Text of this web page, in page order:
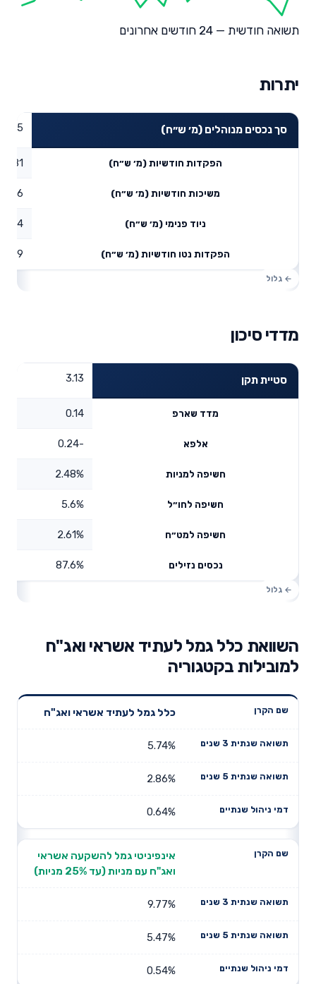
תשואה חודשית — 24 חודשים אחרונים
יתרות
סך נכסים מנוהלים (מ׳ ש״ח)
הפקדות חודשיות (מ׳ ש״ח) 0.81
משיכות חודשיות (מ׳ ש״ח) 0.16
ניוד פנימי (מ׳ ש״ח) 0.34
הפקדות נטו חודשיות (מ׳ ש״ח) 0.99
מדדי סיכון
סטיית תקן 3.13
מדד שארפ 0.14
אלפא -0.24
חשיפה למניות 2.48%
חשיפה לחו״ל 5.6%
חשיפה למט״ח 2.61%
נכסים נזילים 87.6%
השוואת כלל גמל לעתיד אשראי ואג"ח
למובילות בקטגוריה
שנים
תשואה
דמי ניהול
כלל גמל לעתיד אשראי ואג"ח
5.74%
2.86%
0.64%
אינפיניטי גמל להשקעה אשראי
ואג"ח עם מניות (עד 25% מניות)
9.77%
5.47%
0.54%